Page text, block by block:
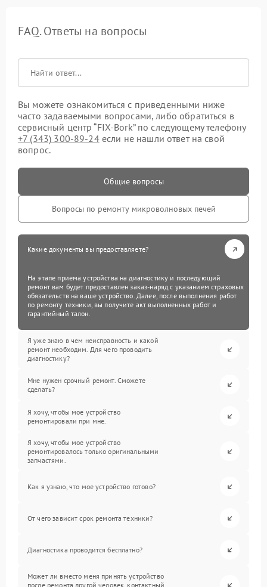
FAQ. Ответы на вопросы
Вы можете ознакомиться с приведенными ниже
часто задаваемыми вопросами, либо обратиться в
сервисный центр “FIX-Bork” по следующему телефону
+7 (343) 300-89-24если не нашли ответ на свой
вопрос.
Общие вопросы
Вопросы по ремонту микроволновых печей
Какие документы вы предоставляете?
На этапе приема устройства на диагностику и последующий
ремонт вам будет предоставлен заказ-наряд с указанием страховых
обязательств на ваше устройство. Далее, после выполнения работ
по ремонту техники, вы получите акт выполненных работ и
гарантийный талон.
Я уже знаю в чем неисправность и какой
ремонт необходим. Для чего проводить
диагностику?
Мне нужен срочный ремонт. Сможете
сделать?
Я хочу, чтобы мое устройство
ремонтировали при мне.
Я хочу, чтобы мое устройство
ремонтировалось только оригинальными
запчастями.
Как я узнаю, что мое устройство готово?
От чего зависит срок ремонта техники?
Диагностика проводится бесплатно?
Может ли вместо меня принять устройство
после ремонта другой человек, контактный